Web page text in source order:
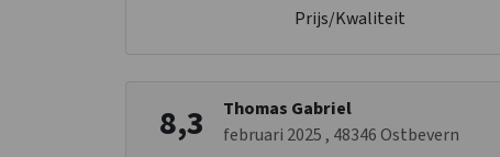
Prijs/Kwaliteit
8,3
Thomas Gabriel
februari 2025, 48346 Ostbevern